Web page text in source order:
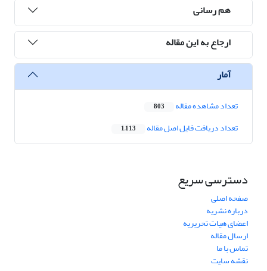
هم رسانی
ارجاع به این مقاله
آمار
تعداد مشاهده مقاله 803
تعداد دریافت فایل اصل مقاله 1,113
دسترسی سریع
صفحه اصلی
درباره نشریه
اعضای هیات تحریریه
ارسال مقاله
تماس با ما
نقشه سایت